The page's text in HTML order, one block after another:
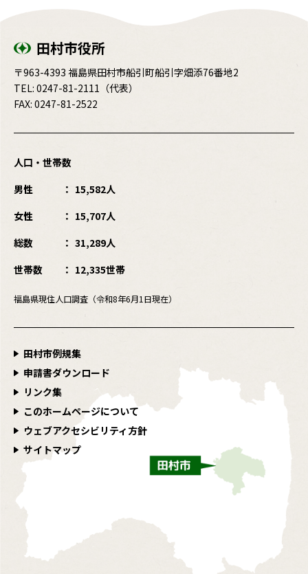
田村市役所
〒963-4393 福島県田村市船引町船引字畑添76番地2
TEL: 0247-81-2111 （代表）
FAX: 0247-81-2522
人口・世帯数
男性
15,582人
女性
15,707人
総数
31,289人
世帯数
12,335世帯
福島県現住人口調査（令和8年6月1日現在）
田村市例規集
申請書ダウンロード
リンク集
このホームページについて
ウェブアクセシビリティ方針
サイトマップ